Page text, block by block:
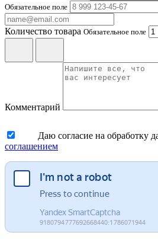
Обязательное поле
Количество товара Обязательное поле
Комментарий
Даю согласие на обработку
соглашением